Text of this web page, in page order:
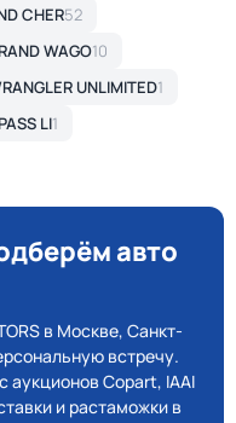
CHER52
WAGO10
UNLIMITED1
LI1
авто
в Москве, Санкт-
встречу.
Copart, IAAI
и растаможки в